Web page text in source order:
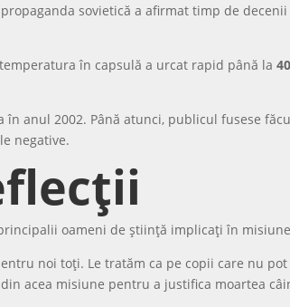
sovietică a afirmat timp de
în capsulă a urcat rapid până la
anul 2002. Până atunci, publicul fusese
negative.
oameni de știință implicați în
noi toți. Le tratăm ca pe copii care nu
acea misiune pentru a justifica moartea